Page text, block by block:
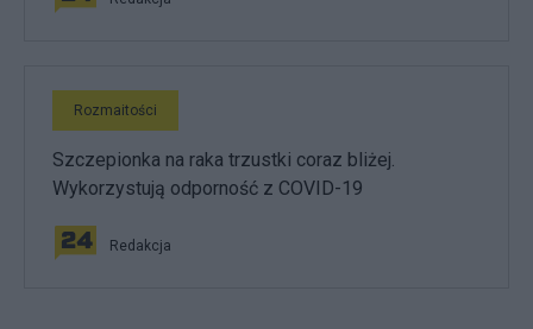
Rozmaitości
Szczepionka na raka trzustki coraz bliżej.
Wykorzystują odporność z COVID-19
Redakcja